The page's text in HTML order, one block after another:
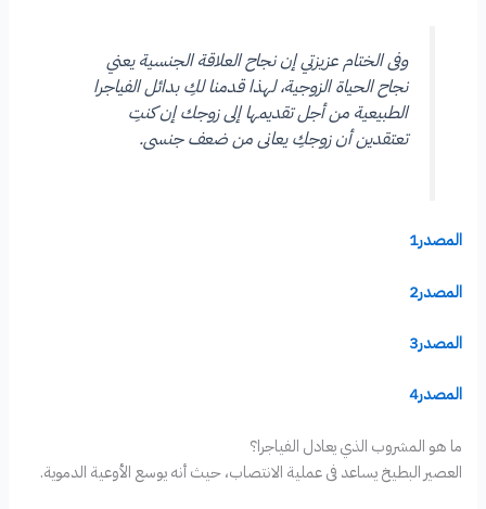
وفى الختام عزيزتي إن نجاح العلاقة الجنسية يعني
نجاح الحياة الزوجية، لهذا قدمنا لكِ بدائل الفياجرا
الطبيعية من أجل تقديمها إلى زوجك إن كنتِ
تعتقدين أن زوجكِ يعانى من ضعف جنسى.
المصدر1
المصدر2
المصدر3
المصدر4
ما هو المشروب الذي يعادل الفياجرا؟
العصير البطيخ يساعد فى عملية الانتصاب، حيث أنه يوسع الأوعية الدموية.